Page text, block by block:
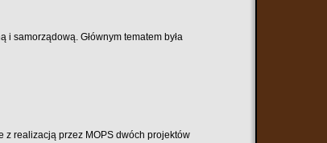
i samorządową. Głównym tematem była
z realizacją przez MOPS dwóch projektów